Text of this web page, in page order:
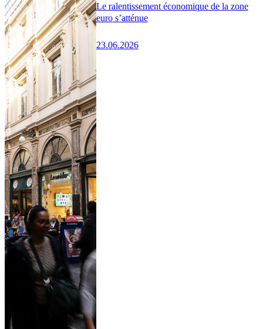
Le ralentissement économique de la zone
euro s’atténue
23.06.2026